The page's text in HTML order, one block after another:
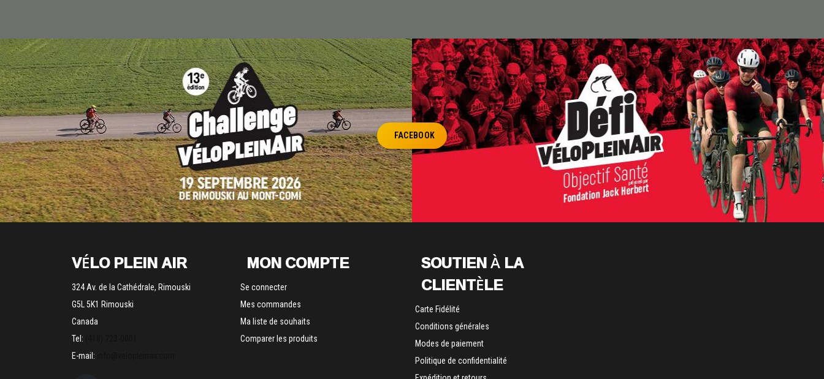
FACEBOOK
VÉLO PLEIN AIR
324 Av. de la Cathédrale, Rimouski
G5L 5K1 Rimouski
Canada
Tel:
E-mail:
MON COMPTE
Se connecter
Mes commandes
Ma liste de souhaits
Comparer les produits
SOUTIEN À LA
CLIENTÈLE
Carte Fidélité
Conditions générales
Modes de paiement
Politique de confidentialité